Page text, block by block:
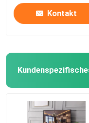
Esszimmer-Möbel
Barhocker-Stuhl
Kontakt